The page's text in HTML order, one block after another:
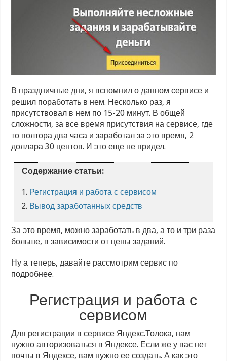
В праздничные дни, я вспомнил о данном сервисе и
решил поработать в нем. Несколько раз, я
присутствовал в нем по 15-20 минут. В общей
сложности, за все время присутствия на сервисе, где
то полтора два часа и заработал за это время, 2
доллара 30 центов. И это еще не придел.
Содержание статьи:
Регистрация и работа с сервисом
Вывод заработанных средств
За это время, можно заработать в два, а то и три раза
больше, в зависимости от цены заданий.
Ну а теперь, давайте рассмотрим сервис по
подробнее.
Регистрация и работа с
сервисом
Для регистрации в сервисе Яндекс.Толока, нам
нужно авторизоваться в Яндексе. Если же у вас нет
почты в Яндексе, вам нужно ее создать. А как это